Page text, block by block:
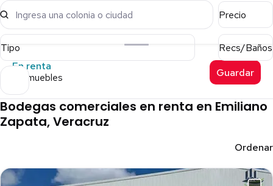
Ingresa una colonia o ciudad Precio
Tipo
Recs/Baños
En renta
4 inmuebles Guardar
Bodegas comerciales en renta en Emiliano
Zapata, Veracruz
Ordenar